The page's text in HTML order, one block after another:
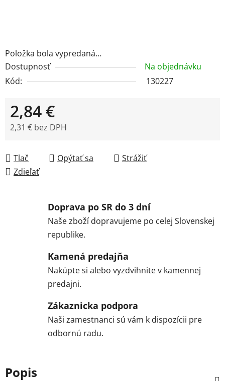
Položka bola vypredaná…
Dostupnosť
Na objednávku
Kód:
130227
2,84 €
2,31 € bez DPH
Tlač
Opýtať sa
Strážiť
Zdieľať
Doprava po SR do 3 dní
Naše zboží dopravujeme po celej Slovenskej
republike.
Kamená predajňa
Nakúpte si alebo vyzdvihnite v kamennej
predajni.
Zákaznicka podpora
Naši zamestnanci sú vám k dispozícii pre
odbornú radu.
Popis